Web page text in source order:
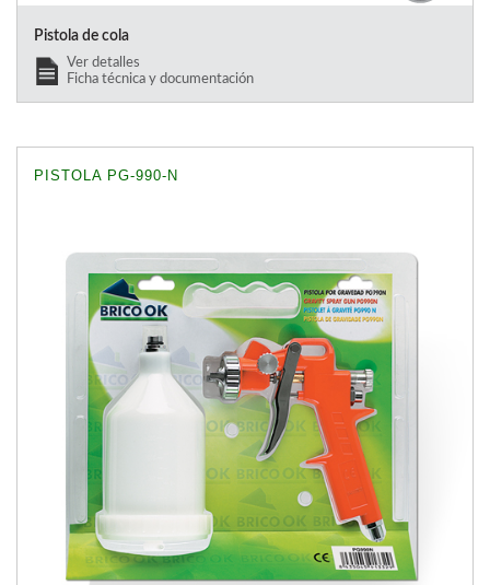
Pistola de cola
Ver detalles
Ficha técnica y documentación
PISTOLA PG-990-N